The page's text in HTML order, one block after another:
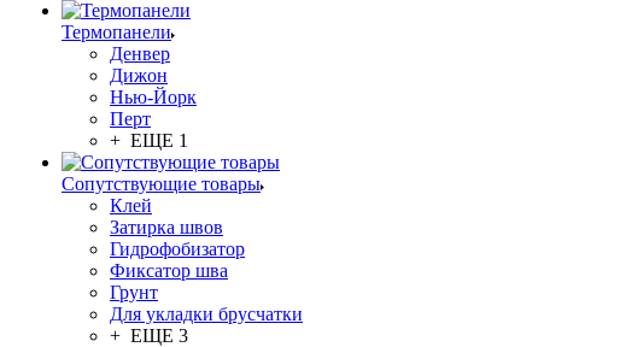
Термопанели
Денвер
Дижон
Нью-Йорк
Перт
+ ЕЩЕ 1
Сопутствующие товары
Клей
Затирка швов
Гидрофобизатор
Фиксатор шва
Грунт
Для укладки брусчатки
+ ЕЩЕ 3